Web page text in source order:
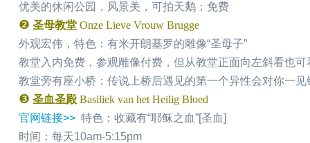
优美的休闲公园，风景美，可拍天鹅；免费
❷ 圣母教堂 Onze Lieve Vrouw Brugge
外观宏伟，特色：有米开朗基罗的雕像“圣母子”
教堂入内免费，参观雕像付费，但从教堂正面向左斜看也可
教堂旁有座小桥：传说上桥后遇见的第一个异性会对你一见
❸ 圣血圣殿 Basiliek van het Heilig Bloed
官网链接>> 特色：收藏有“耶稣之血”[圣血]
时间：每天10am-5:15pm